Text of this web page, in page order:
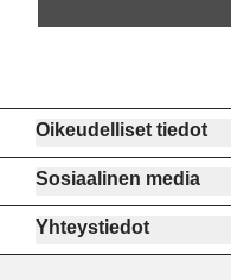
Oikeudelliset tiedot
Sosiaalinen media
Yhteystiedot